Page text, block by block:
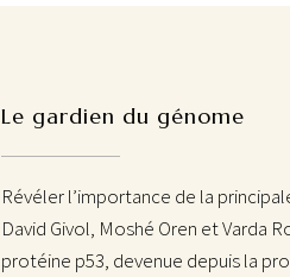
Le gardien du génome
Révéler l’importance de la
David Givol, Moshé Oren et Varda
protéine p53, devenue depuis la